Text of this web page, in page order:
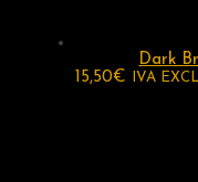
Dark
15,50€ IVA